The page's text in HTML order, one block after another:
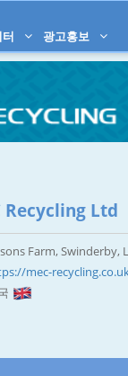
광고홍보
Recycling Ltd
Farm, Swinderby,
mec-recycling.co.uk